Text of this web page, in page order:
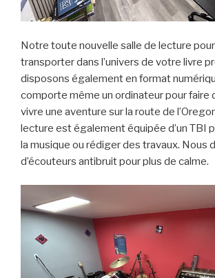
Notre toute nouvelle salle de lecture
transporter dans l’univers de votre livre
disposons également en format
comporte même un ordinateur pour faire
vivre une aventure sur la route de
lecture est également équipée d’un TBI
la musique ou rédiger des travaux. Nous
d’écouteurs antibruit pour plus de calme.